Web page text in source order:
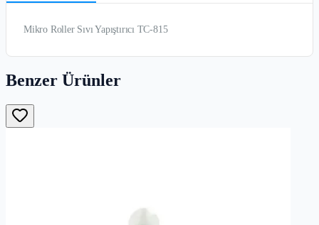
Mikro Roller Sıvı Yapıştırıcı TC-815
Benzer Ürünler